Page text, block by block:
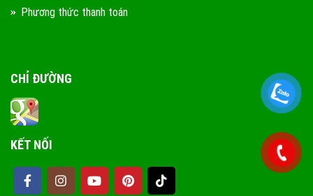
Phương thức thanh toán
CHỈ ĐƯỜNG
KẾT NỐI